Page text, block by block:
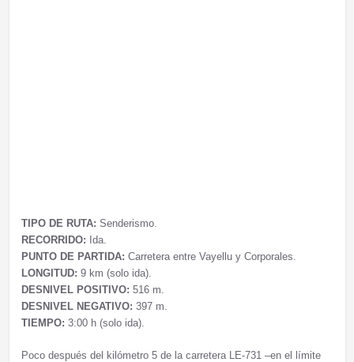
TIPO DE RUTA: Senderismo.
RECORRIDO: Ida.
PUNTO DE PARTIDA: Carretera entre Vayellu y Corporales.
LONGITUD: 9 km (solo ida).
DESNIVEL POSITIVO: 516 m.
DESNIVEL NEGATIVO: 397 m.
TIEMPO: 3:00 h (solo ida).
Poco después del kilómetro 5 de la carretera LE-731 –en el límite